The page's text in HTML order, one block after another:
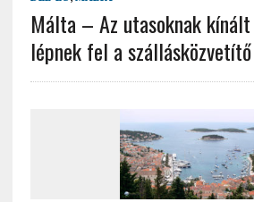
Málta – Az utasoknak
lépnek fel a